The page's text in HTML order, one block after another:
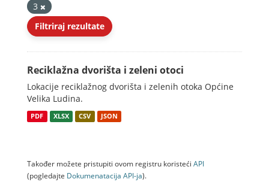
3
Filtriraj rezultate
Reciklažna dvorišta i zeleni otoci
Lokacije reciklažnog dvorišta i zelenih otoka Općine
Velika Ludina.
PDF XLSX CSV JSON
Također možete pristupiti ovom registru koristeći API
(pogledajte Dokumenаtаcijа API-jа).